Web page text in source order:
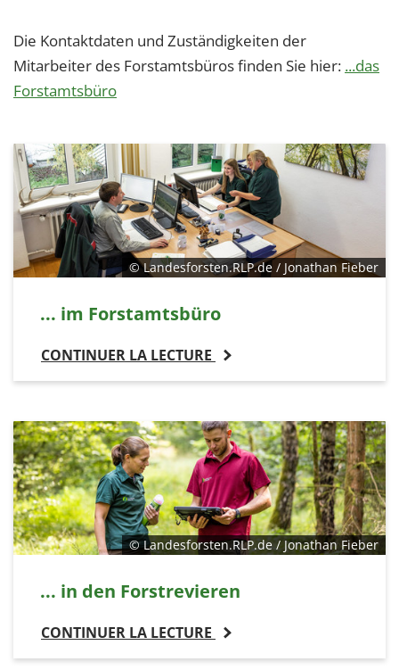
Die Kontaktdaten und Zuständigkeiten der
Mitarbeiter des Forstamtsbüros finden Sie hier: ...das
Forstamtsbüro
© Landesforsten.RLP.de / Jonathan Fieber
... im Forstamtsbüro
CONTINUER LA LECTURE
© Landesforsten.RLP.de / Jonathan Fieber
... in den Forstrevieren
CONTINUER LA LECTURE